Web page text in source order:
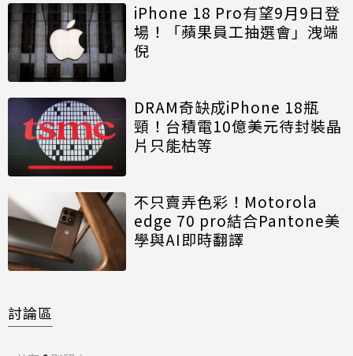
iPhone 18 Pro有望9月9日登
場！「蘋果員工抽選會」洩端
倪
DRAM奇缺成iPhone 18瓶
頸！台積電10億美元待封裝晶
片只能枯等
不只賣弄色彩！Motorola
edge 70 pro結合Pantone美
學與AI即時翻譯
討論區